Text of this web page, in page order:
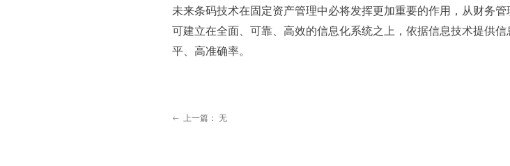
未来条码技术在固定资产管理中必将发挥更加重要的作用，从财务
可建立在全面、可靠、高效的信息化系统之上，依据信息技术提供
平、高准确率。
ꂃ 上一篇： 无